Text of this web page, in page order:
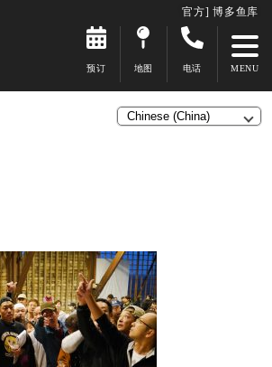
官方] 博多鱼库
预订 地图 电话